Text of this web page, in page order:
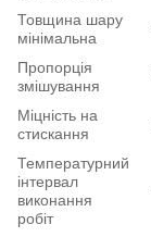
Товщина шару
мінімальна
Пропорція
змішування
Міцність на
стискання
Температурний
інтервал
виконання
робіт